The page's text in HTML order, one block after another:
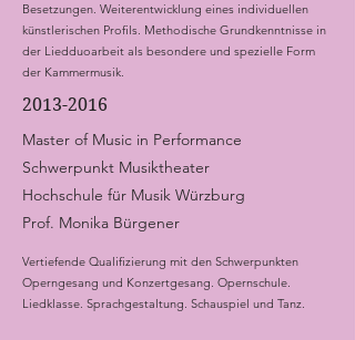
Besetzungen. Weiterentwicklung eines individuellen
künstlerischen Profils. Methodische Grundkenntnisse in
der Liedduoarbeit als besondere und spezielle Form
der Kammermusik.
2013-2016
Master of Music in Performance
Schwerpunkt Musiktheater
Hochschule für Musik Würzburg
Prof. Monika Bürgener
Vertiefende Qualifizierung mit den Schwerpunkten
Operngesang und Konzertgesang. Opernschule.
Liedklasse. Sprachgestaltung. Schauspiel und Tanz.